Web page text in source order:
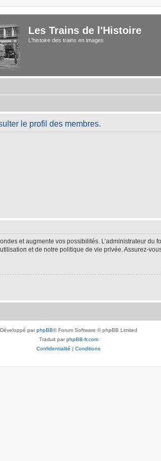
Les Trains de l'Histoire
L'histoire des trains en images
le profil des membres.
et augmente vos possibilités. L’administrateur
et de notre politique de vie privée. Assurez-
Développé parphpBB® Forum Software © phpBB Limited
Traduit parphpBB-fr.com
Confidentialité | Conditions